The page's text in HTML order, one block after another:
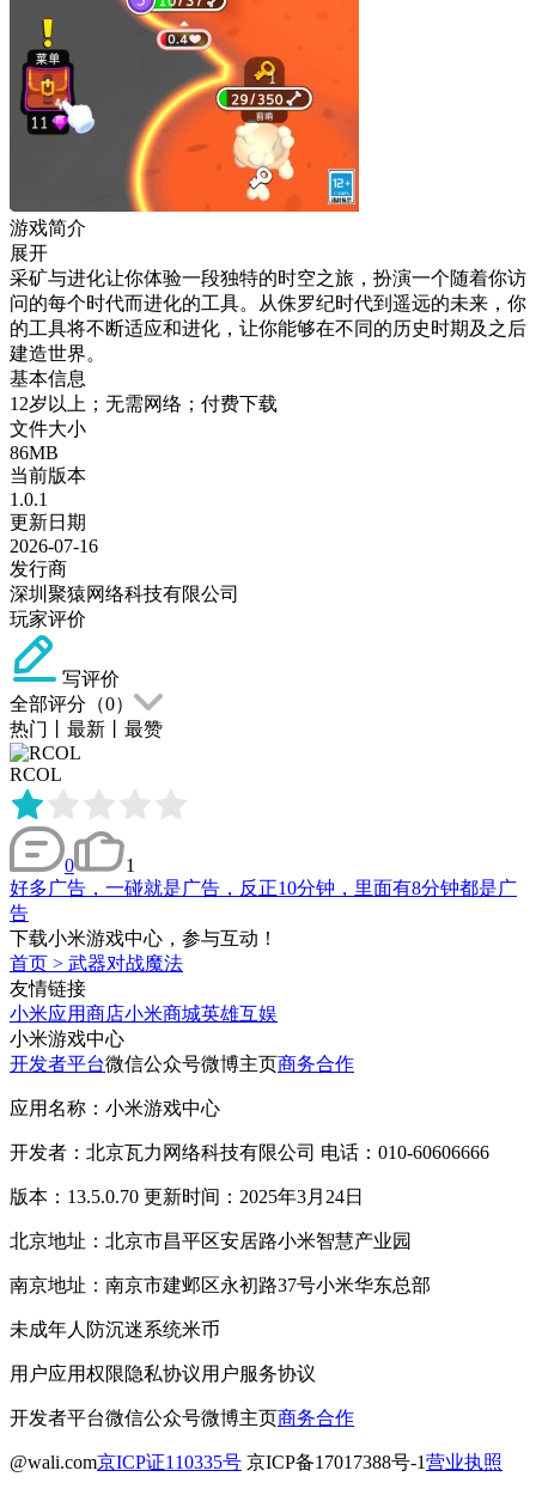
游戏简介
展开
采矿与进化让你体验一段独特的时空之旅，扮演一个随着你访
问的每个时代而进化的工具。从侏罗纪时代到遥远的未来，你
的工具将不断适应和进化，让你能够在不同的历史时期及之后
建造世界。
基本信息
12岁以上；无需网络；付费下载
文件大小
86MB
当前版本
1.0.1
更新日期
2026-07-16
发行商
深圳聚猿网络科技有限公司
玩家评价
写评价
全部评分（0）
热门
最新 最赞
RCOL
0
1
好多广告，一碰就是广告，反正10分钟，里面有8分钟都是广
告
下载小米游戏中心，参与互动！
首页 > 武器对战魔法
友情链接
小米应用商店小米商城英雄互娱
小米游戏中心
开发者平台微信公众号微博主页商务合作
应用名称：小米游戏中心
开发者：北京瓦力网络科技有限公司 电话：010-60606666
版本：13.5.0.70 更新时间：2025年3月24日
北京地址：北京市昌平区安居路小米智慧产业园
南京地址：南京市建邺区永初路37号小米华东总部
未成年人防沉迷系统米币
用户应用权限隐私协议用户服务协议
开发者平台微信公众号微博主页商务合作
@wali.com京ICP证110335号 京ICP备17017388号-1营业执照